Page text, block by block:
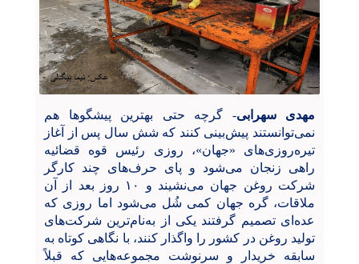
مهدی سهرابی- گرچه حتی بهترین پیشگوها هم
نمی‌توانستند پیش‌بینی کنند که شش سال پس از آغاز
تیره‌روزی‌های «جهان»، روزی رئیس قوه قضائیه
راهی زنجان می‌شود و پای حرف‌های چند کارگر
شرکت روغن جهان می‌نشیند و ۱۰ روز بعد از آن
ملاقات، گره جهان کمی شُل می‌شود اما روزی که
عده‌ای تصمیم گرفتند یکی از به‌نام‌ترین شرکت‌های
تولید روغن در کشور را واگذار کنند، با نگاهی کوتاه به
سابقه خریدار و سرنوشت مجموعه‌هایی که قبلاً